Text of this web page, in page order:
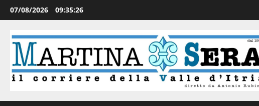
07/08/2026 09:35:27